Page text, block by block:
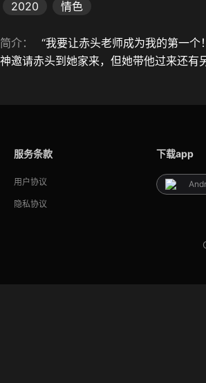
2020 情色
简介： “我要让赤头老师成为我的第一
神邀请赤头到她家来，但她带他过来还有
服务条款
用户协议
隐私协议
下载app